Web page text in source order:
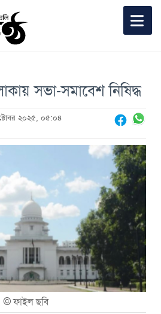
সভা-সমাবেশ নিষিদ্ধ
২০২৫, ০৫:০৪
©ফাইল ছবি